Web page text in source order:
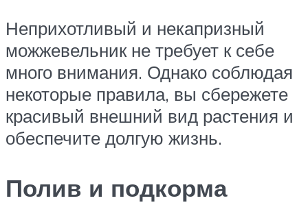
Неприхотливый и некапризный
можжевельник не требует к себе
много внимания. Однако соблюдая
некоторые правила, вы сбережете
красивый внешний вид растения и
обеспечите долгую жизнь.
Полив и подкорма